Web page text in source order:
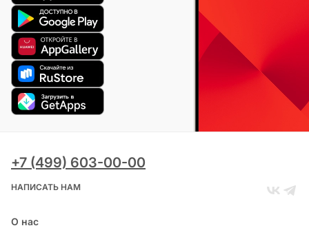
+7 (499) 603-00-00
НАПИСАТЬ НАМ
О нас